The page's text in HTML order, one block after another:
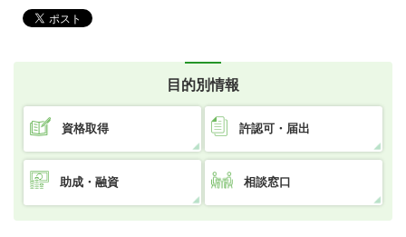
目的別情報
資格取得 許認可・届出
助成・融資 相談窓口